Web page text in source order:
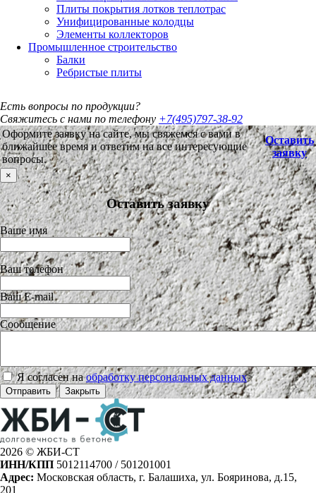
Плиты покрытия лотков теплотрас
Унифицированные колодцы
Элементы коллекторов
Промышленное строительство
Балки
Ребристые плиты
Есть вопросы по продукции?
Свяжитесь с нами по телефону +7(495)797-38-92
Оформите заявку на сайте, мы свяжемся с вами в
ближайшее время и ответим на все интересующие
вопросы.
Оставить
заявку
×
Оставить заявку
Ваше имя
Ваш телефон
Ваш E-mail
Сообщение
Я согласен наобработку персональных данных>
Отправить Закрыть
2026 © ЖБИ-СТ
ИНН/КПП 5012114700 / 501201001
Адрес: Московская область, г. Балашиха, ул. Бояринова, д.15,
201